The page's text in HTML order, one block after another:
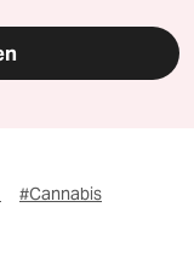
#Cannabis